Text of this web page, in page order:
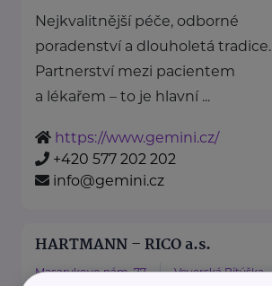
Nejkvalitnější péče, odborné
poradenství a dlouholetá tradice.
Partnerství mezi pacientem
a lékařem – to je hlavní ...
https://www.gemini.cz/
+420 577 202 202
info@gemini.cz
HARTMANN – RICO a.s.
Masarykovo nám. 77 Veverská Bítýška